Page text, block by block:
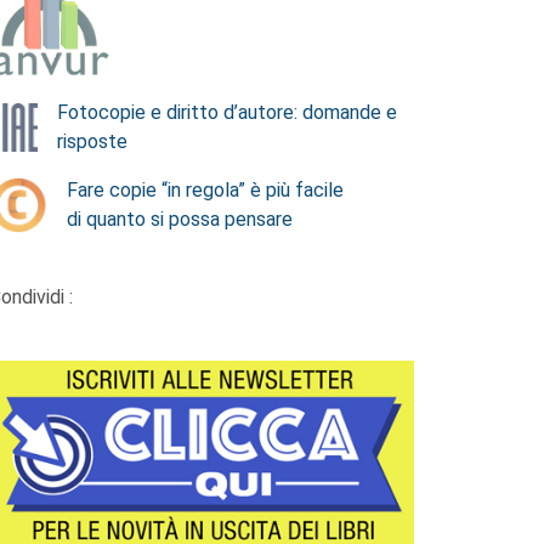
Fotocopie e diritto d’autore: domande e
risposte
Fare copie “in regola” è più facile
di quanto si possa pensare
: